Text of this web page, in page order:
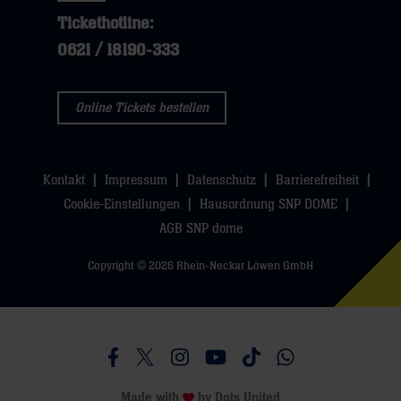
hier
dann
klicken
sie
Tickethotline:
0621 / 18190-333
Online Tickets bestellen
Kontakt Impressum Datenschutz
Barrierefreiheit
Cookie-Einstellungen
Hausordnung SNP DOME
AGB SNP dome
Copyright © 2026 Rhein-Neckar Löwen GmbH
Besucht uns auf Facebook
Besucht uns auf Twitter
Besucht uns auf Instagram
Besucht uns auf Youtube
Besucht uns auf
Besucht uns auf
Made with by Dots United